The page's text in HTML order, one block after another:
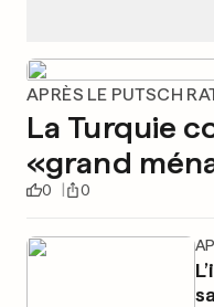
APRÈS LE PUTSCH
La Turquie
«grand
0 0